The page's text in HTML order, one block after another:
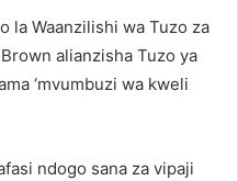
la Waanzilishi wa Tuzo za
alianzisha Tuzo ya
‘mvumbuzi wa kweli
ndogo sana za vipaji